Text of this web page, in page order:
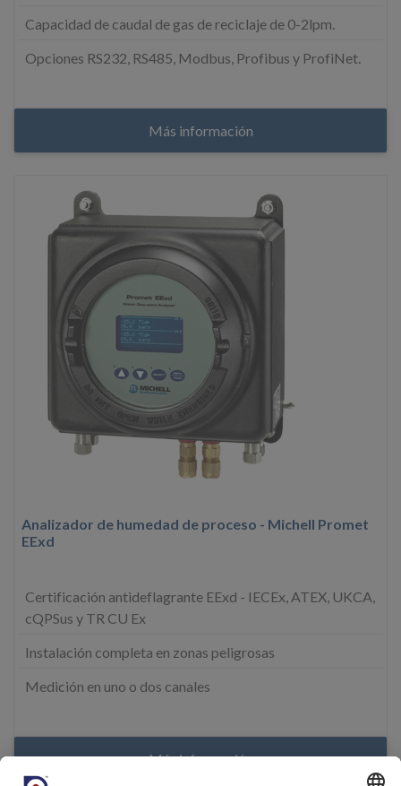
Capacidad de caudal de gas de reciclaje de 0-2lpm.
Opciones RS232, RS485, Modbus, Profibus y ProfiNet.
Más información
Analizador de humedad de proceso - Michell Promet
EExd
Certificación antideflagrante EExd - IECEx, ATEX, UKCA,
cQPSus y TR CU Ex
Instalación completa en zonas peligrosas
Medición en uno o dos canales
Más información